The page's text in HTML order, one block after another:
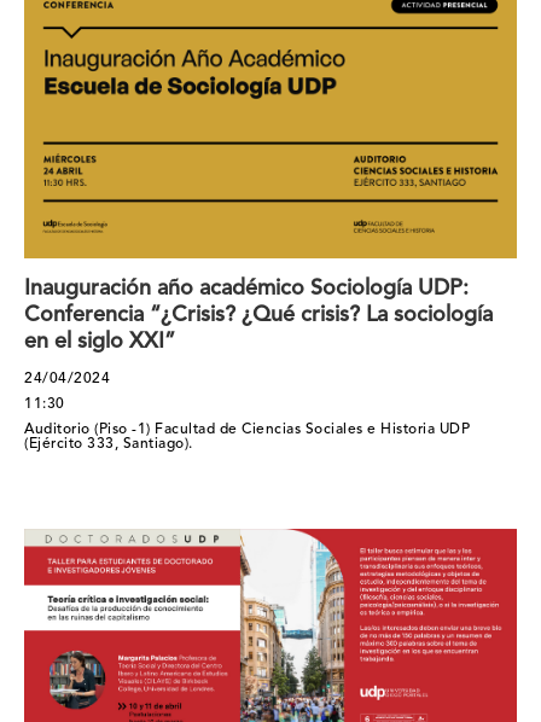
Inauguración año académico Sociología UDP:
Conferencia “¿Crisis? ¿Qué crisis? La sociología
en el siglo XXI”
24/04/2024
11:30
Auditorio (Piso -1) Facultad de Ciencias Sociales e Historia UDP
(Ejército 333, Santiago).